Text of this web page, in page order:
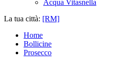
Acqua Vitasnella
La tua città: [RM]
Home
Bollicine
Prosecco